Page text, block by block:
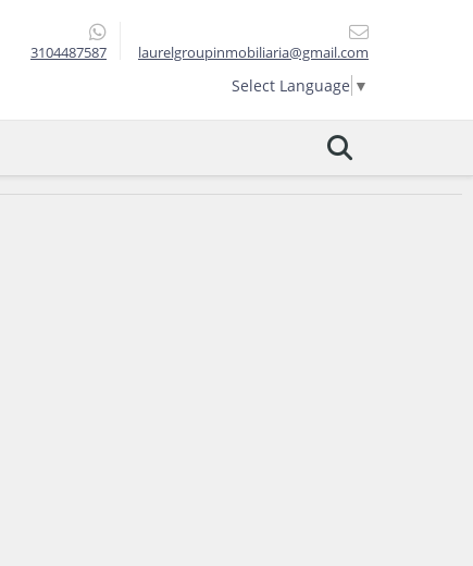
3104487587 laurelgroupinmobiliaria@gmail.com
Select Language ▼